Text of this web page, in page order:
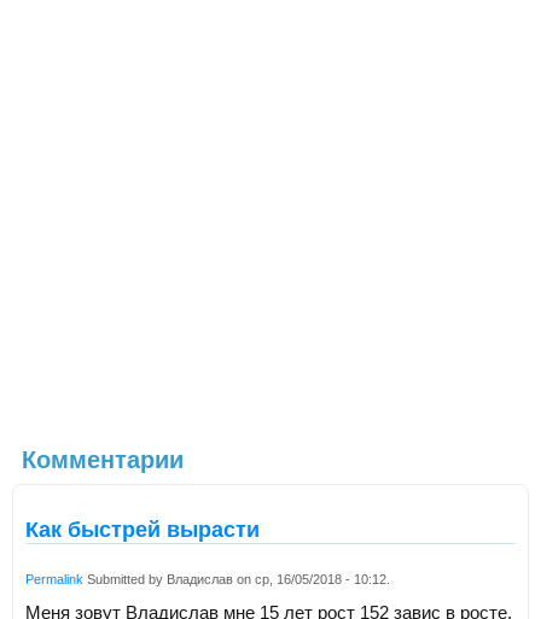
Комментарии
Как быстрей вырасти
Permalink Submitted by Владислав on ср, 16/05/2018 - 10:12
Меня зовут Владислав мне 15 лет рост 152 завис в росте.